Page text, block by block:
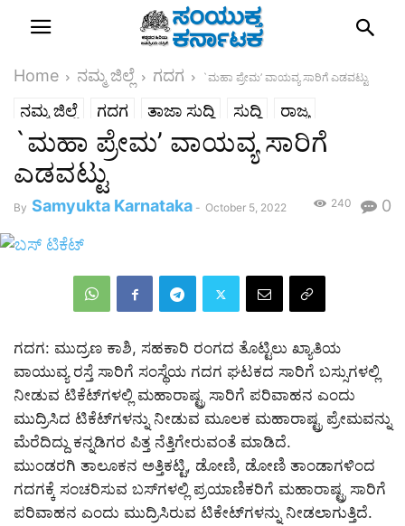
Home ನಮ್ಮ ಜಿಲ್ಲೆ ಗದಗ `ಮಹಾ ಪ್ರೇಮ’ ವಾಯವ್ಯ ಸಾರಿಗೆ ಎಡವಟ್ಟು
ನಮ್ಮ ಜಿಲ್ಲೆ ಗದಗ ತಾಜಾ ಸುದ್ದಿ ಸುದ್ದಿ ರಾಜ್ಯ
`ಮಹಾ ಪ್ರೇಮ’ ವಾಯವ್ಯ ಸಾರಿಗೆ
ಎಡವಟ್ಟು
By Samyukta Karnataka - October 5, 2022 0
240
ಗದಗ: ಮುದ್ರಣ ಕಾಶಿ, ಸಹಕಾರಿ ರಂಗದ ತೊಟ್ಟಿಲು ಖ್ಯಾತಿಯ
ವಾಯುವ್ಯ ರಸ್ತೆ ಸಾರಿಗೆ ಸಂಸ್ಥೆಯ ಗದಗ ಘಟಕದ ಸಾರಿಗೆ ಬಸ್ಸುಗಳಲ್ಲಿ
ನೀಡುವ ಟಿಕೆಟ್‌ಗಳಲ್ಲಿ ಮಹಾರಾಷ್ಟ್ರ ಸಾರಿಗೆ ಪರಿವಾಹನ ಎಂದು
ಮುದ್ರಿಸಿದ ಟಿಕೆಟ್‌ಗಳನ್ನು ನೀಡುವ ಮೂಲಕ ಮಹಾರಾಷ್ಟ್ರ ಪ್ರೇಮವನ್ನು
ಮೆರೆದಿದ್ದು ಕನ್ನಡಿಗರ ಪಿತ್ತ ನೆತ್ತಿಗೇರುವಂತೆ ಮಾಡಿದೆ.
ಮುಂಡರಗಿ ತಾಲೂಕನ ಅತ್ತಿಕಟ್ಟಿ, ಡೋಣಿ, ಡೋಣಿ ತಾಂಡಾಗಳಿಂದ
ಗದಗಕ್ಕೆ ಸಂಚರಿಸುವ ಬಸ್‌ಗಳಲ್ಲಿ ಪ್ರಯಾಣಿಕರಿಗೆ ಮಹಾರಾಷ್ಟ್ರ ಸಾರಿಗೆ
ಪರಿವಾಹನ ಎಂದು ಮುದ್ರಿಸಿರುವ ಟಿಕೇಟ್‌ಗಳನ್ನು ನೀಡಲಾಗುತ್ತಿದೆ.